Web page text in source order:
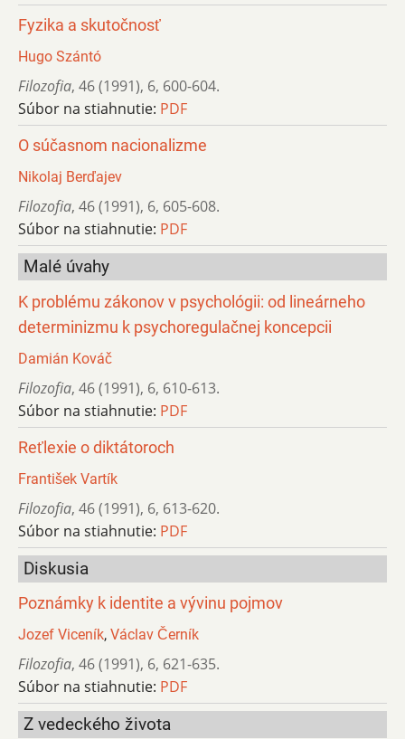
Fyzika a skutočnosť
Hugo Szántó
Filozofia, 46 (1991), 6, 600-604.
Súbor na stiahnutie: PDF
O súčasnom nacionalizme
Nikolaj Berďajev
Filozofia, 46 (1991), 6, 605-608.
Súbor na stiahnutie: PDF
Malé úvahy
K problému zákonov v psychológii: od lineárneho
determinizmu k psychoregulačnej koncepcii
Damián Kováč
Filozofia, 46 (1991), 6, 610-613.
Súbor na stiahnutie: PDF
Reťlexie o diktátoroch
František Vartík
Filozofia, 46 (1991), 6, 613-620.
Súbor na stiahnutie: PDF
Diskusia
Poznámky k identite a vývinu pojmov
Jozef Viceník, Václav Černík
Filozofia, 46 (1991), 6, 621-635.
Súbor na stiahnutie: PDF
Z vedeckého života